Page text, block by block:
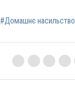
#Домашнє насильство